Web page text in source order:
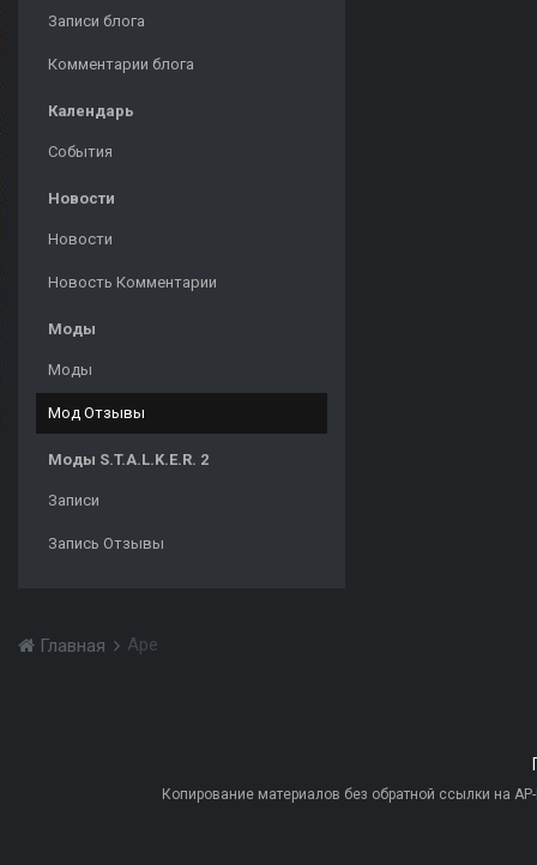
Записи блога
Комментарии блога
Календарь
События
Новости
Новости
Новость Комментарии
Моды
Моды
Мод Отзывы
Моды S.T.A.L.K.E.R. 2
Записи
Запись Отзывы
Главная Ape
Копирование материалов без обратной ссылки на